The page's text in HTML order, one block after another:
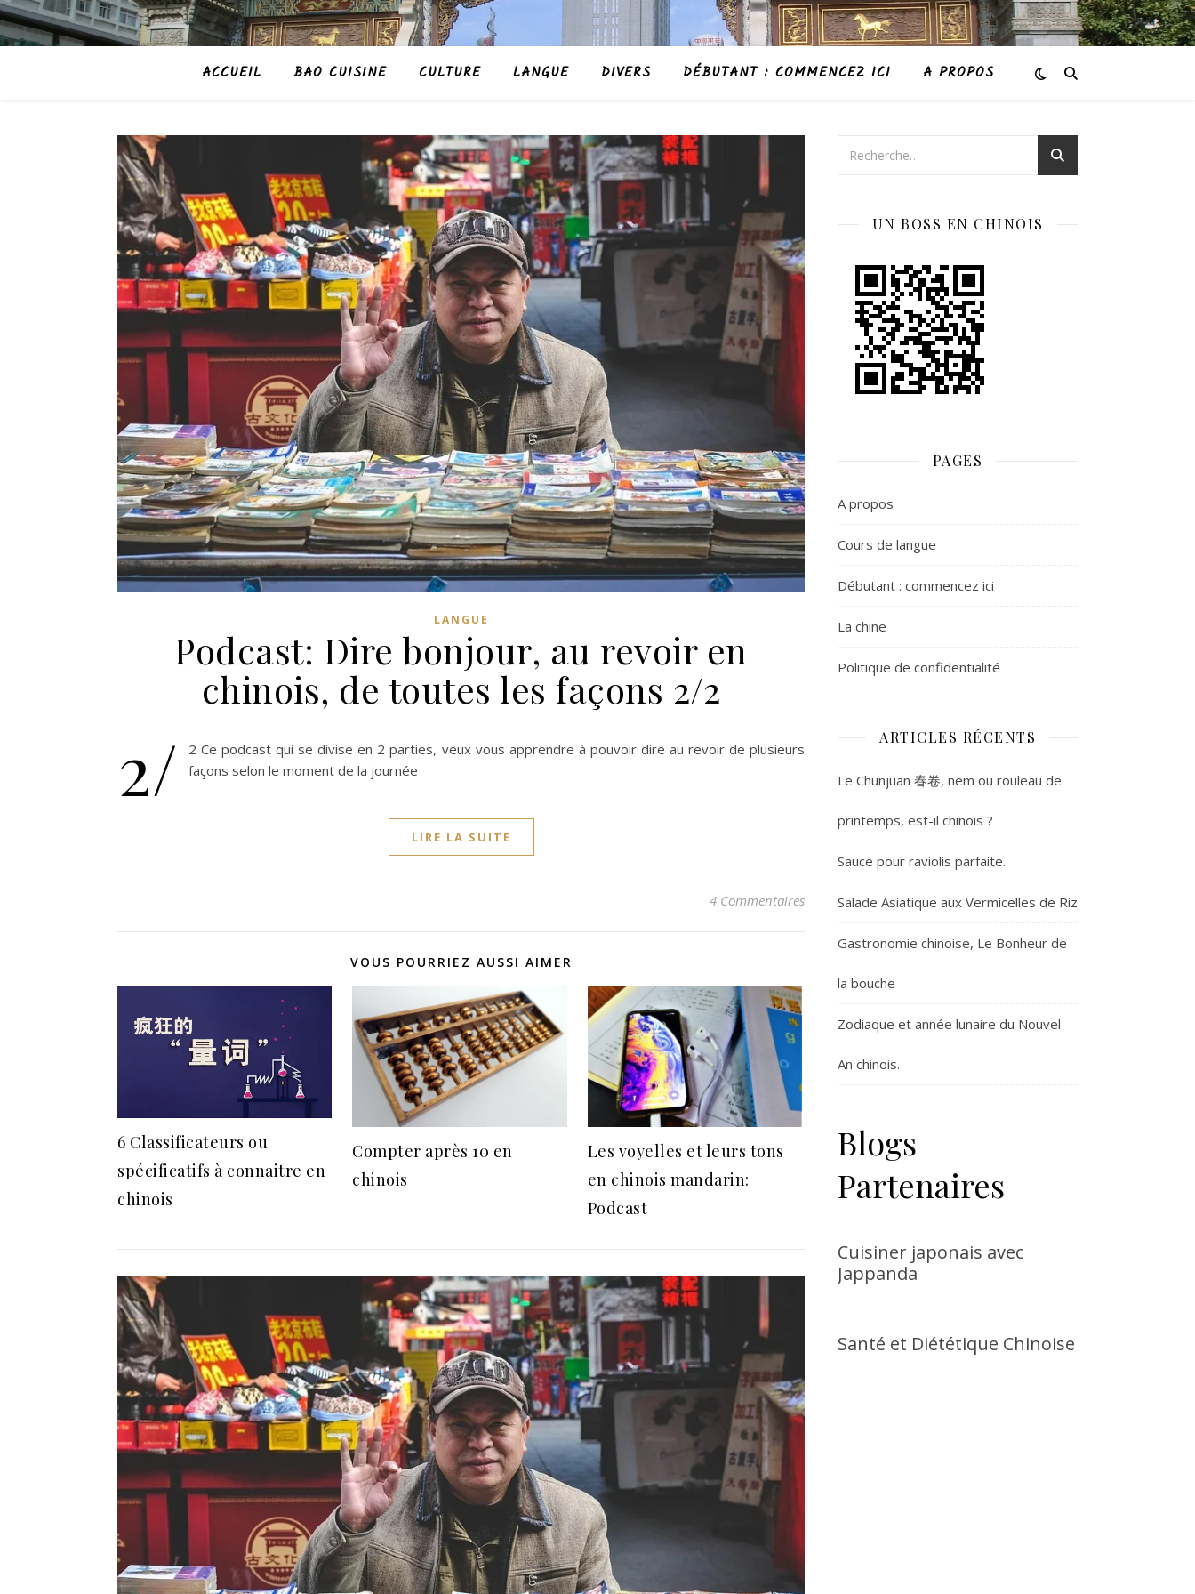
ACCUEIL BAO CUISINE CULTURE LANGUE DIVERS DÉBUTANT : COMMENCEZ ICI A PROPOS
LANGUE
Podcast: Dire bonjour, au revoir en
chinois, de toutes les façons 2/2
2/
2 Ce podcast qui se divise en 2 parties, veux vous apprendre à pouvoir dire au revoir de plusieurs
façons selon le moment de la journée
LIRE LA SUITE
4 Commentaires
VOUS POURRIEZ AUSSI AIMER
6 Classificateurs ou
spécificatifs à connaitre en
chinois
Compter après 10 en
chinois
Les voyelles et leurs tons
en chinois mandarin:
Podcast
UN BOSS EN CHINOIS
PAGES
A propos
Cours de langue
Débutant : commencez ici
La chine
Politique de confidentialité
ARTICLES RÉCENTS
Le Chunjuan 春卷, nem ou rouleau de
printemps, est-il chinois ?
Sauce pour raviolis parfaite.
Salade Asiatique aux Vermicelles de Riz
Gastronomie chinoise, Le Bonheur de
la bouche
Zodiaque et année lunaire du Nouvel
An chinois.
Blogs
Partenaires
Cuisiner japonais avec
Jappanda
Santé et Diététique Chinoise